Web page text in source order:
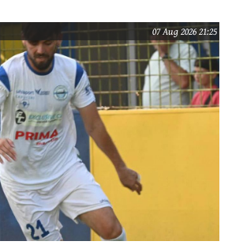
07 Aug 2026 21:25